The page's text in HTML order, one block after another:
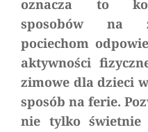
oznacza to
sposobów na
pociechom
aktywności
zimowe dla dzieci
sposób na ferie.
nie tylko świetnie